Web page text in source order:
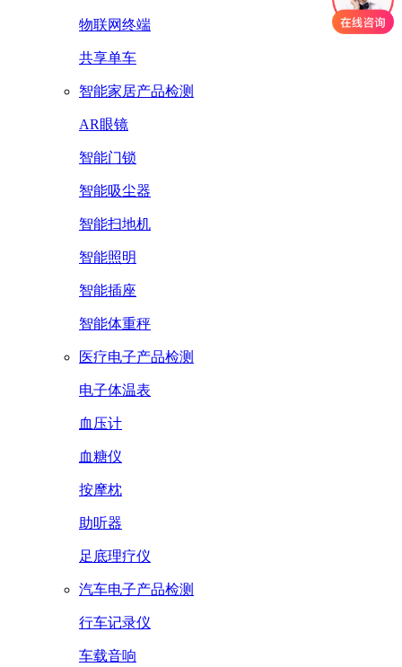
物联网终端
共享单车
智能家居产品检测
AR眼镜
智能门锁
智能吸尘器
智能扫地机
智能照明
智能插座
智能体重秤
医疗电子产品检测
电子体温表
血压计
血糖仪
按摩枕
助听器
足底理疗仪
汽车电子产品检测
行车记录仪
车载音响